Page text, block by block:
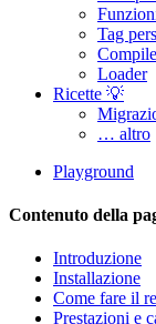
Tag
Loader
Ricette 💡
… altro
Playground
Contenuto della
Introduzione
Installazione
Come fare il
Prestazioni e